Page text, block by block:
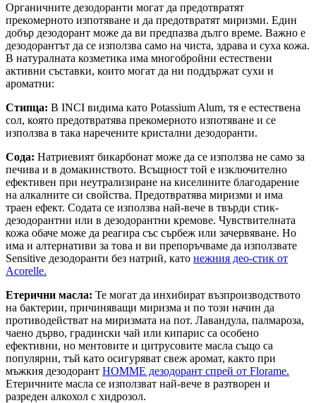
Органичните дезодоранти могат да предотвратят
прекомерното изпотяване и да предотвратят миризми. Един
добър дезодорант може да ви предпазва дълго време. Важно е
дезодорантът да се използва само на чиста, здрава и суха кожа.
В натуралната козметика има многобройни естествени
активни съставки, които могат да ни поддържат сухи и
ароматни:
Стипца: В INCI видима като Potassium Alum, тя е естествена
сол, която предотвратява прекомерното изпотяване и се
използва в така наречените кристални дезодоранти.
Сода: Натриевият бикарбонат може да се използва не само за
печива и в домакинството. Всъщност той е изключително
ефективен при неутрализиране на киселините благодарение
на алкалните си свойства. Предотвратява миризми и има
траен ефект. Содата се използва най-вече в твърди стик-
дезодорантни или в дезодорантни кремове. Чувствителната
кожа обаче може да реагира със сърбеж или зачервяване. Но
има и алтернативи за това и ви препоръчваме да използвате
Sensitive дезодоранти без натрий, като нежния део-стик от
Acorelle.
Етерични масла: Те могат да инхибират възпроизводството
на бактерии, причиняващи миризма и по този начин да
противодействат на миризмата на пот. Лавандула, палмароза,
чаено дърво, градински чай или кипарис са особено
ефективни, но ментовите и цитрусовите масла също са
популярни, тъй като осигуряват свеж аромат, както при
мъжкия дезодорант HOMME дезодорант спрей от Florame.
Етеричните масла се използват най-вече в разтворен и
разреден алкохол с хидрозол.